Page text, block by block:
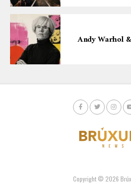
Andy Warhol
Copyright © 2026